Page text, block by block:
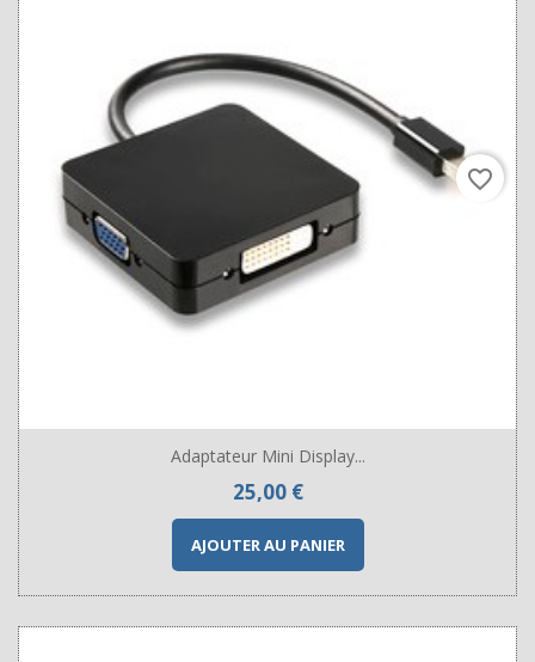
Adaptateur Mini Display...
Prix
25,00 €
AJOUTER AU PANIER
favorite_border